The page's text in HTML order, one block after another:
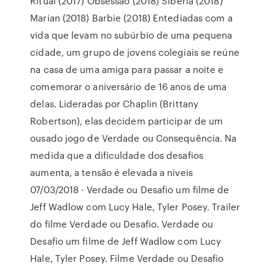
Marian (2018) Barbie (2018) Entediadas com a
vida que levam no subúrbio de uma pequena
cidade, um grupo de jovens colegiais se reúne
na casa de uma amiga para passar a noite e
comemorar o aniversário de 16 anos de uma
delas. Lideradas por Chaplin (Brittany
Robertson), elas decidem participar de um
ousado jogo de Verdade ou Consequência. Na
medida que a dificuldade dos desafios
aumenta, a tensão é elevada a níveis
07/03/2018 · Verdade ou Desafio um filme de
Jeff Wadlow com Lucy Hale, Tyler Posey. Trailer
do filme Verdade ou Desafio. Verdade ou
Desafio um filme de Jeff Wadlow com Lucy
Hale, Tyler Posey. Filme Verdade ou Desafio